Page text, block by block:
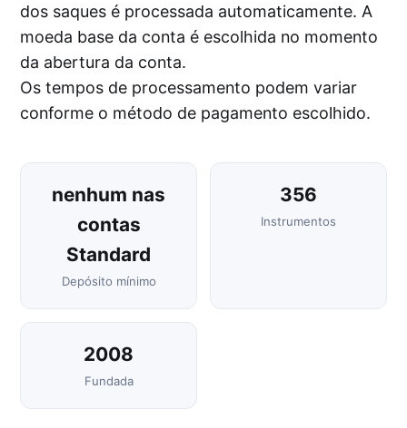
dos saques é processada automaticamente. A
moeda base da conta é escolhida no momento
da abertura da conta.
Os tempos de processamento podem variar
conforme o método de pagamento escolhido.
nenhum nas
contas
Standard
Depósito mínimo
356
Instrumentos
2008
Fundada